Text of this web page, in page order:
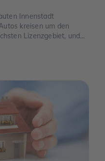
Innenstadt
kreisen um den
Lizenzgebiet, und
oder einer